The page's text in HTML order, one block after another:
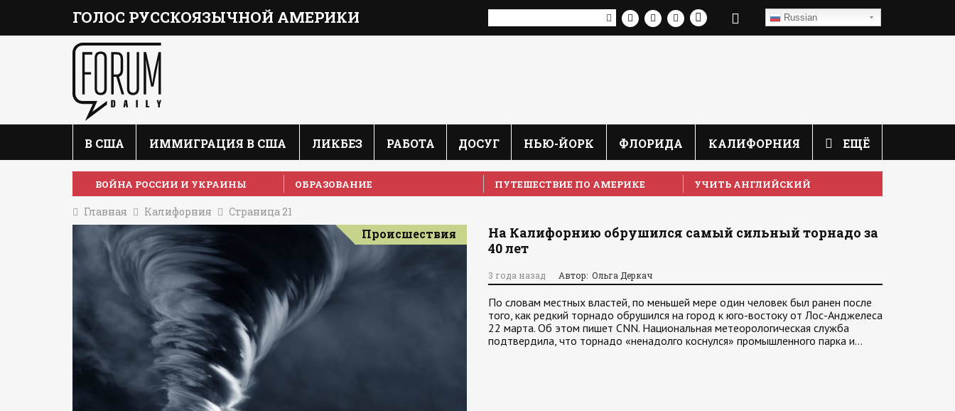
ГОЛОС РУССКОЯЗЫЧНОЙ АМЕРИКИ Russian
В США ИММИГРАЦИЯ В США ЛИКБЕЗ РАБОТА ДОСУГ НЬЮ-ЙОРК ФЛОРИДА КАЛИФОРНИЯ ЕЩЁ
ВОЙНА РОССИИ И УКРАИНЫ ОБРАЗОВАНИЕ ПУТЕШЕСТВИЕ ПО АМЕРИКЕ УЧИТЬ АНГЛИЙСКИЙ
Главная Калифорния Страница 21
Происшествия
На Калифорнию обрушился самый сильный торнадо за
40 лет
3 года назад Автор: Ольга Деркач
По словам местных властей, по меньшей мере один человек был ранен после
того, как редкий торнадо обрушился на город к юго-востоку от Лос-Анджелеса
22 марта. Об этом пишет CNN. Национальная метеорологическая служба
подтвердила, что торнадо «ненадолго коснулся» промышленного парка и…